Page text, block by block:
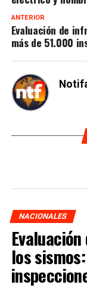
ANTERIOR
Evaluación de
más de 51.000
NACIONALES
los